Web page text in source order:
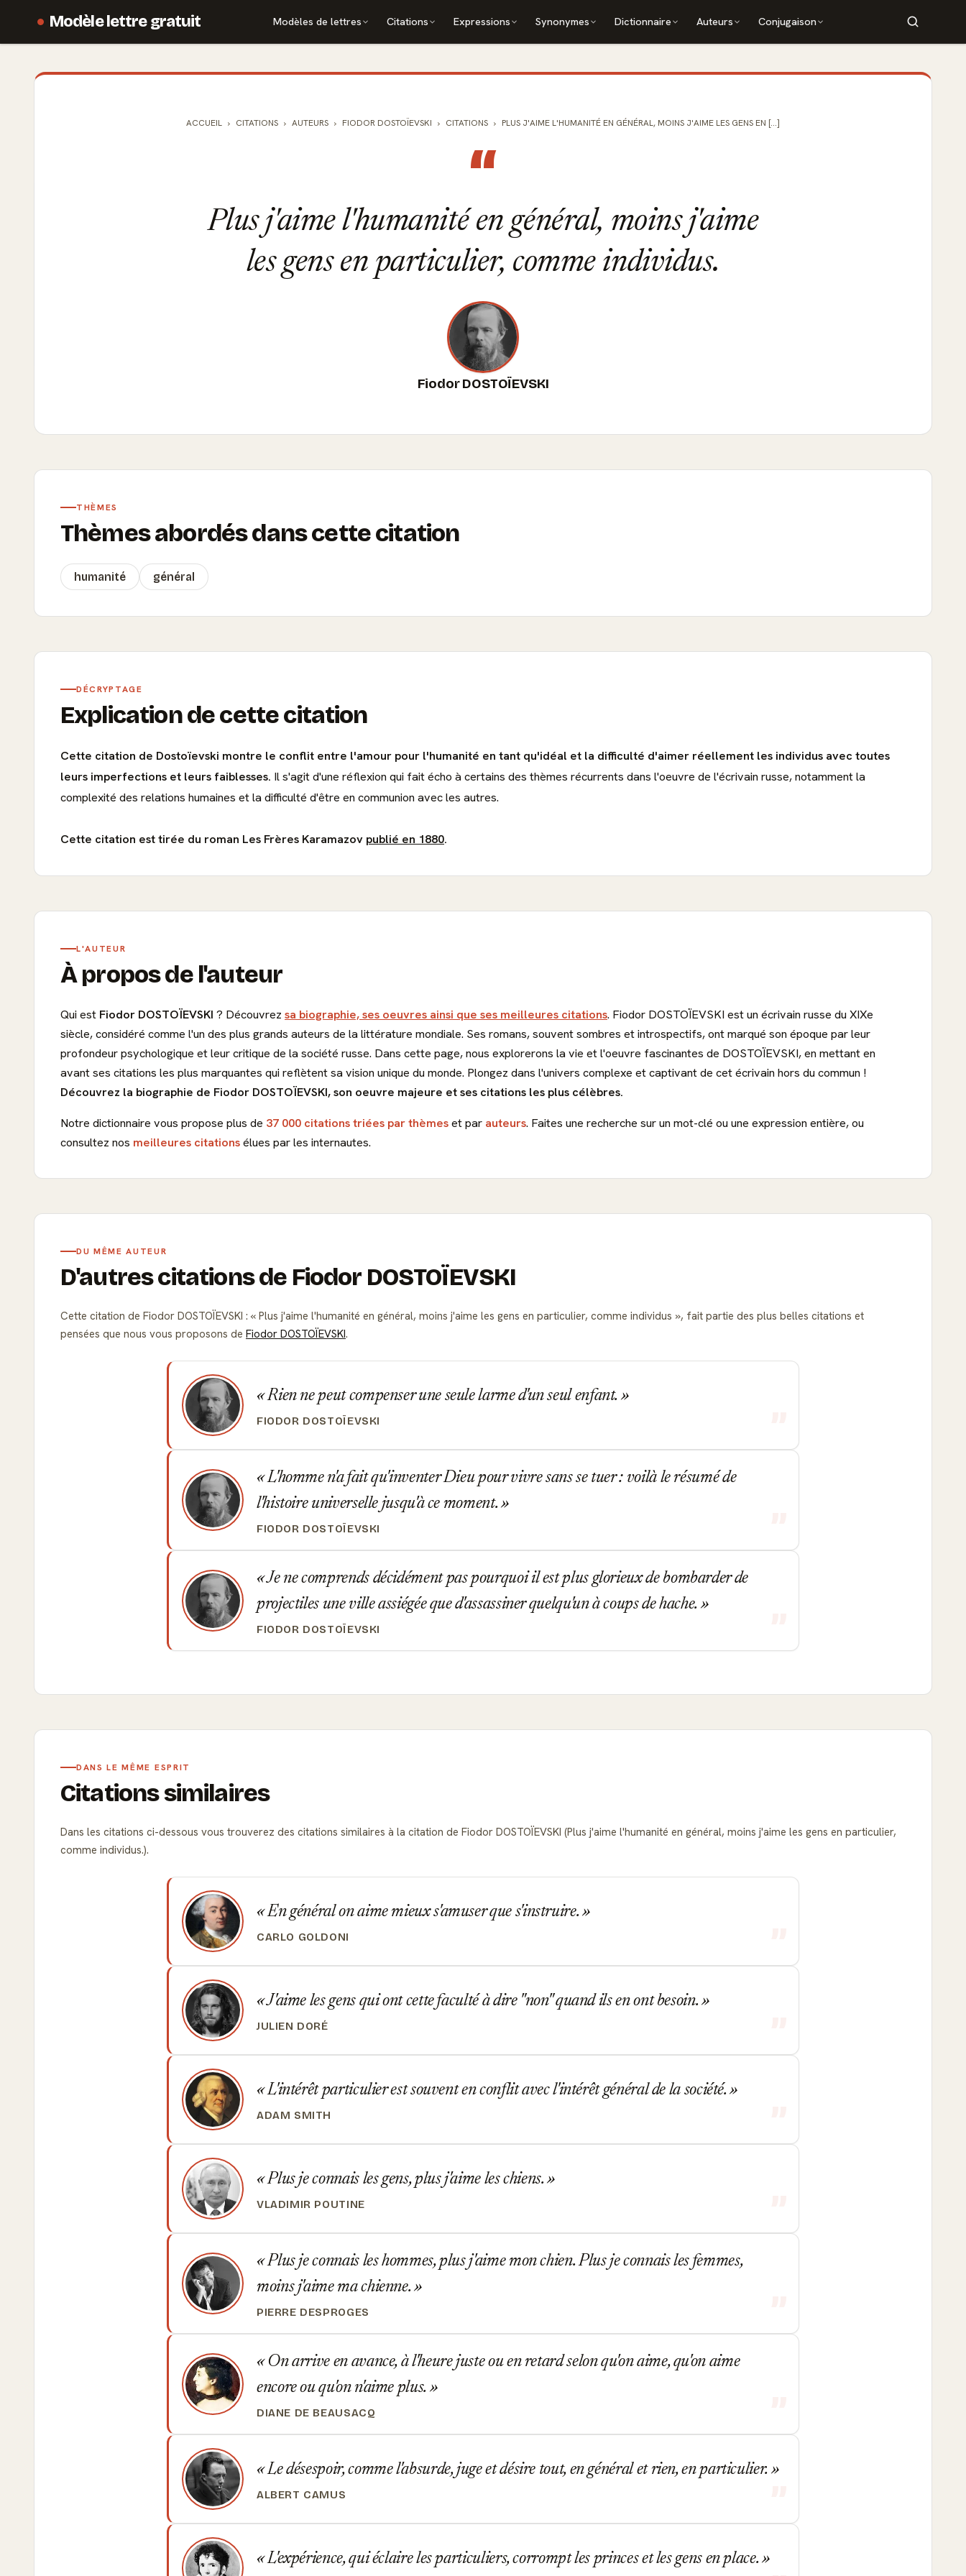
Modèle lettre gratuit Modèles de lettres Citations Expressions Synonymes Dictionnaire Auteurs Conjugaison
ACCUEIL CITATIONS AUTEURS FIODOR DOSTOÏEVSKI CITATIONS PLUS J'AIME L'HUMANITÉ EN GÉNÉRAL, MOINS J'AIME LES GENS EN [...]
“
Plus j'aime l'humanité en général, moins j'aime
les gens en particulier, comme individus.
Fiodor DOSTOÏEVSKI
THÈMES
Thèmes abordés dans cette citation
humanité général
DÉCRYPTAGE
Explication de cette citation
Cette citation de Dostoïevski montre le conflit entre l'amour pour l'humanité en tant qu'idéal et la difficulté d'aimer réellement les individus avec toutes
leurs imperfections et leurs faiblesses. Il s'agit d'une réflexion qui fait écho à certains des thèmes récurrents dans l'oeuvre de l'écrivain russe, notamment la
complexité des relations humaines et la difficulté d'être en communion avec les autres.
Cette citation est tirée du roman Les Frères Karamazov publié en 1880.
L'AUTEUR
À propos de l'auteur
Qui est Fiodor DOSTOÏEVSKI ? Découvrez sa biographie, ses oeuvres ainsi que ses meilleures citations. Fiodor DOSTOÏEVSKI est un écrivain russe du XIXe
siècle, considéré comme l'un des plus grands auteurs de la littérature mondiale. Ses romans, souvent sombres et introspectifs, ont marqué son époque par leur
profondeur psychologique et leur critique de la société russe. Dans cette page, nous explorerons la vie et l'oeuvre fascinantes de DOSTOÏEVSKI, en mettant en
avant ses citations les plus marquantes qui reflètent sa vision unique du monde. Plongez dans l'univers complexe et captivant de cet écrivain hors du commun !
Découvrez la biographie de Fiodor DOSTOÏEVSKI, son oeuvre majeure et ses citations les plus célèbres.
Notre dictionnaire vous propose plus de 37 000 citations triées par thèmeset par auteurs. Faites une recherche sur un mot-clé ou une expression entière, ou
consultez nos meilleures citationsélues par les internautes.
DU MÊME AUTEUR
D'autres citations de Fiodor DOSTOÏEVSKI
Cette citation de Fiodor DOSTOÏEVSKI : Plus j'aime l'humanité en général, moins j'aime les gens en particulier, comme individus
, fait partie des plus belles citations et
pensées que nous vous proposons de Fiodor DOSTOÏEVSKI.
Rien ne peut compenser une seule larme d'un seul enfant.
FIODOR DOSTOÏEVSKI
L'homme n'a fait qu'inventer Dieu pour vivre sans se tuer : voilà le résumé de
l'histoire universelle jusqu'à ce moment.
FIODOR DOSTOÏEVSKI
Je ne comprends décidément pas pourquoi il est plus glorieux de bombarder de
projectiles une ville assiégée que d'assassiner quelqu'un à coups de hache.
FIODOR DOSTOÏEVSKI
DANS LE MÊME ESPRIT
Citations similaires
Dans les citations ci-dessous vous trouverez des citations similaires à la citation de Fiodor DOSTOÏEVSKI (Plus j'aime l'humanité en général, moins j'aime les gens en particulier,
comme individus.).
En général on aime mieux s'amuser que s'instruire.
CARLO GOLDONI
J'aime les gens qui ont cette faculté à dire "non" quand ils en ont besoin.
JULIEN DORÉ
L'intérêt particulier est souvent en conflit avec l'intérêt général de la société.
ADAM SMITH
Plus je connais les gens, plus j'aime les chiens.
VLADIMIR POUTINE
Plus je connais les hommes, plus j'aime mon chien. Plus je connais les femmes,
moins j'aime ma chienne.
PIERRE DESPROGES
On arrive en avance, à l'heure juste ou en retard selon qu'on aime, qu'on aime
encore ou qu'on n'aime plus.
DIANE DE BEAUSACQ
Le désespoir, comme l'absurde, juge et désire tout, en général et rien, en particulier.
ALBERT CAMUS
L'expérience, qui éclaire les particuliers, corrompt les princes et les gens en place.